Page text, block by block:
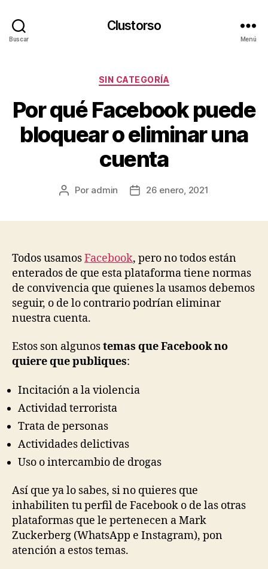
Buscar
Clustorso
Menú
Categorías
SIN CATEGORÍA
Por qué Facebook puede
bloquear o eliminar una
cuenta
Autor
Por admin
Fecha26 enero, 2021
Todos usamosFacebook, pero no todos están
enterados de que esta plataforma tiene normas
de convivencia que quienes la usamos debemos
seguir, o de lo contrario podrían eliminar
nuestra cuenta.
Estos son algunostemas que Facebook no
quiere que publiques:
Incitación a la violencia
Actividad terrorista
Trata de personas
Actividades delictivas
Uso o intercambio de drogas
Así que ya lo sabes, si no quieres que
inhabiliten tu perfil de Facebook o de las otras
plataformas que le pertenecen a Mark
Zuckerberg (WhatsApp e Instagram), pon
atención a estos temas.